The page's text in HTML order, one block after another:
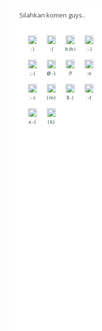
Silahkan komen guys..
:) :( hihi :-)
;-( @-) :P :o
:-s (m) 8-) :-t
x-) (k)